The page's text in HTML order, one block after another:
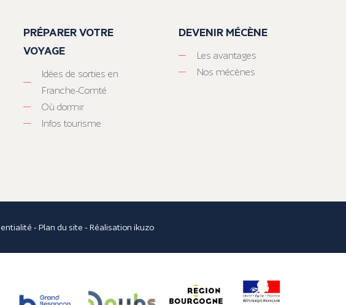
PRÉPARER VOTRE
VOYAGE
Idées de sorties en
Franche-Comté
Où dormir
Infos tourisme
DEVENIR MÉCÈNE
Les avantages
Nos mécènes
-Plan du site - Réalisationikuzo